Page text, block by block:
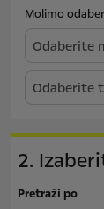
Molimo
2.
Pretraži po